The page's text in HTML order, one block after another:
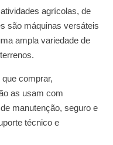
agrícolas, de
são máquinas versáteis
ampla variedade de
comprar,
as usam com
manutenção, seguro e
técnico e